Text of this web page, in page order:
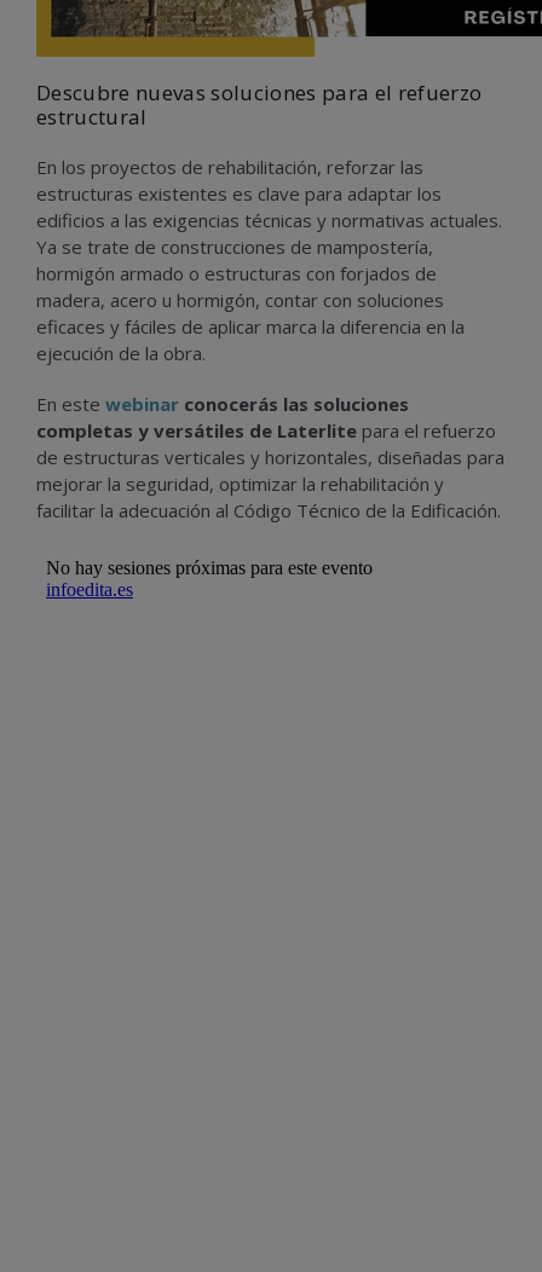
Descubre nuevas soluciones para el refuerzo
estructural
En los proyectos de rehabilitación, reforzar las
estructuras existentes es clave para adaptar los
edificios a las exigencias técnicas y normativas actuales.
Ya se trate de construcciones de mampostería,
hormigón armado o estructuras con forjados de
madera, acero u hormigón, contar con soluciones
eficaces y fáciles de aplicar marca la diferencia en la
ejecución de la obra.
En este webinar conocerás las soluciones
completas y versátiles de Laterlite para el refuerzo
de estructuras verticales y horizontales, diseñadas para
mejorar la seguridad, optimizar la rehabilitación y
facilitar la adecuación al Código Técnico de la Edificación.